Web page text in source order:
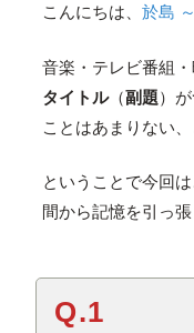
こんにちは、於島
音楽・テレビ番組
タイトル（副題）
ことはあまりない
ということで今回
間から記憶を引っ
Q.1